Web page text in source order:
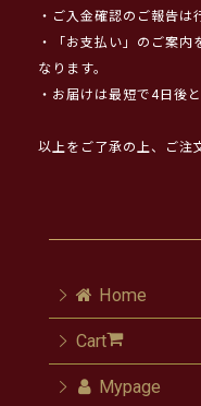
・ご入金確認のご報告は
・「お支払い」のご案内
なります。
・お届けは最短で4日後と
以上をご了承の上、ご注
Home
Cart
Mypage